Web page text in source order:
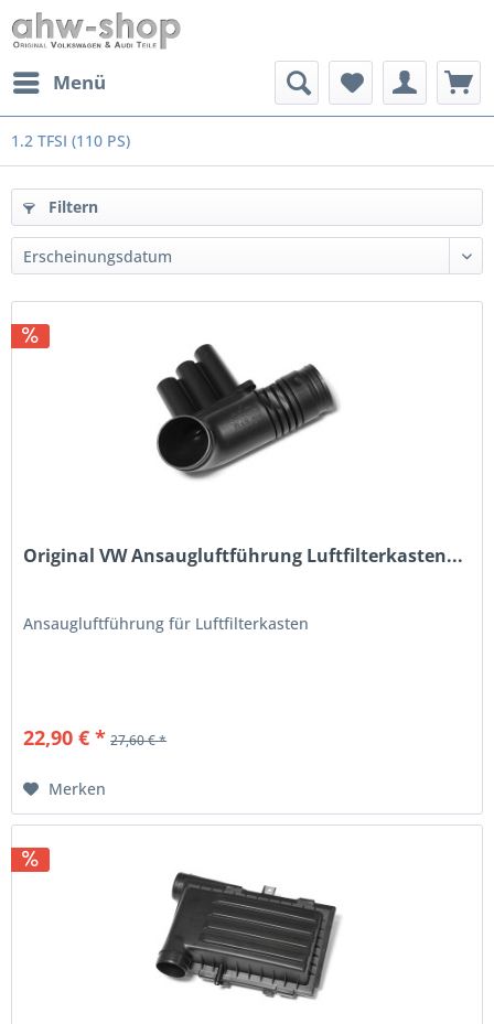
Menü
1.2 TFSI (110 PS)
Filtern
Original VW Ansaugluftführung Luftfilterkasten...
Ansaugluftführung für Luftfilterkasten
22,90 € * 27,60 € *
Merken